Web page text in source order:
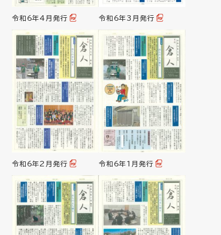
令和6年4月発行 令和6年3月発行
令和6年2月発行 令和6年1月発行